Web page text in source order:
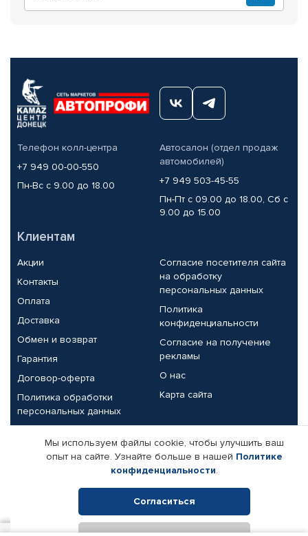
Телефон колл-центра
+7 949 00-00-550
Пн-Вс с 9.00 до 18.00
Автосалон (отдел продаж
автомобилей)
+7 949 503-45-55
Пн-Пт с 09.00 до 18.00, Сб с
9.00 до 15.00
Клиентам
Акции
Контакты
Оплата
Доставка
Обмен и возврат
Гарантия
Договор-оферта
Политика обработки
персональных данных
Согласие посетителя сайта
на обработку
персональных данных
Политика
конфиденциальности
Согласие на получение
рекламы
О нас
Карта сайта
Партнерам
Корпоративным клиентам
Поставщикам
Реквизиты компании
Мы используем файлы cookie, чтобы улучшить ваш
опыт на сайте. Узнайте больше в нашей Политике
конфиденциальности.
Согласиться